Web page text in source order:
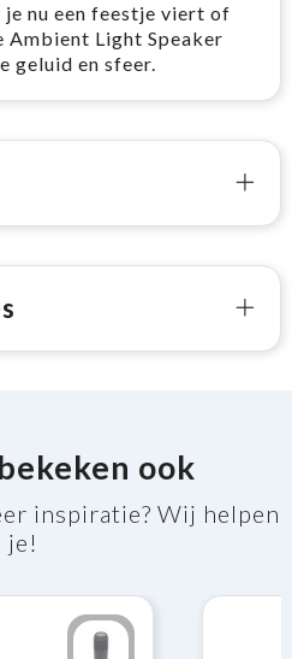
nu een feestje viert of
Light Speaker
geluid en sfeer.
ook
inspiratie? Wij helpen
je!